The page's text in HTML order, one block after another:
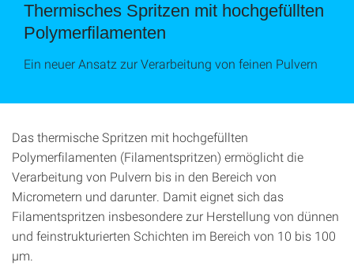
Thermisches Spritzen mit hochgefüllten
Polymerfilamenten
Ein neuer Ansatz zur Verarbeitung von feinen Pulvern
Das thermische Spritzen mit hochgefüllten
Polymerfilamenten (Filamentspritzen) ermöglicht die
Verarbeitung von Pulvern bis in den Bereich von
Micrometern und darunter. Damit eignet sich das
Filamentspritzen insbesondere zur Herstellung von dünnen
und feinstrukturierten Schichten im Bereich von 10 bis 100
µm.